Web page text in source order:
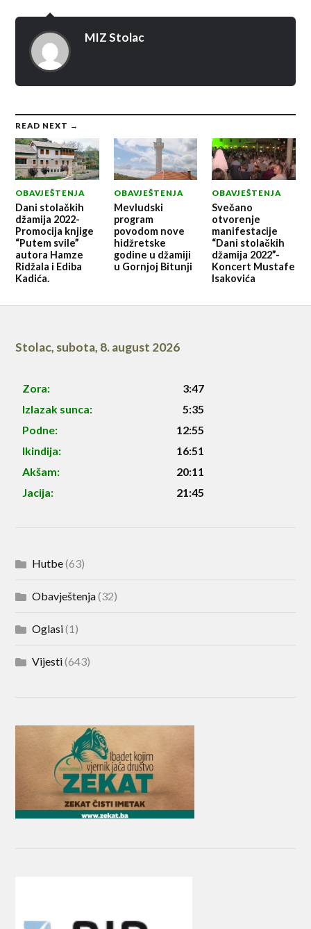
MIZ Stolac
READ NEXT →
OBAVJEŠTENJA
Dani stolačkih
džamija 2022-
Promocija knjige
“Putem svile”
autora Hamze
Ridžala i Ediba
Kadića.
OBAVJEŠTENJA
Mevludski
program
povodom nove
hidžretske
godine u džamiji
u Gornjoj Bitunji
OBAVJEŠTENJA
Svečano
otvorenje
manifestacije
“Dani stolačkih
džamija 2022”-
Koncert Mustafe
Isakovića
Stolac, subota, 8. august 2026
Zora:
3:47
Izlazak sunca:
5:35
Podne:
12:55
Ikindija:
16:51
Akšam:
20:11
Jacija:
21:45
Hutbe(63)
Obavještenja(32)
Oglasi(1)
Vijesti(643)